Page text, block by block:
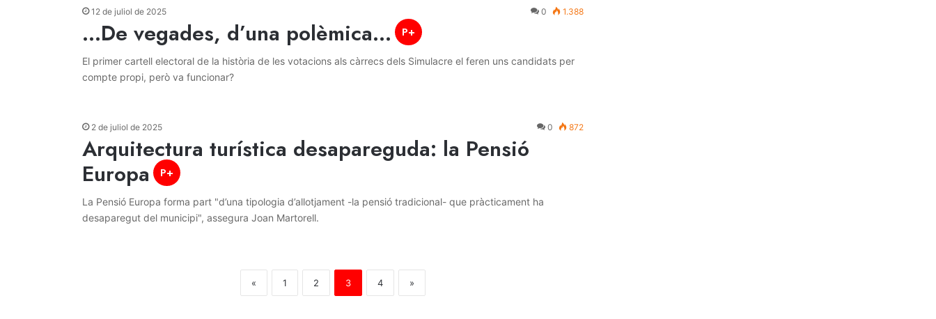
12 de juliol de 2025 0 1.388
…De vegades, d’una polèmica… P+
El primer cartell electoral de la història de les votacions als càrrecs dels Simulacre el feren uns candidats per
compte propi, però va funcionar?
2 de juliol de 2025 0 872
Arquitectura turística desapareguda: la Pensió
Europa
P+
La Pensió Europa forma part "d’una tipologia d’allotjament -la pensió tradicional- que pràcticament ha
desaparegut del municipi", assegura Joan Martorell.
« 1 2 3 4 »